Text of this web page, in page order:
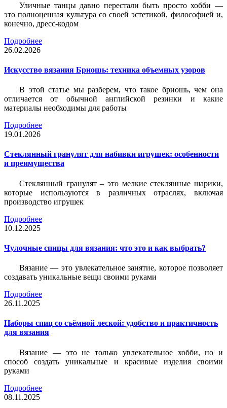
Уличные танцы давно перестали быть просто хобби —
это полноценная культура со своей эстетикой, философией и,
конечно, дресс-кодом
Подробнее
26.02.2026
Искусство вязания Бриошь: техника объемных узоров
В этой статье мы разберем, что такое бриошь, чем она
отличается от обычной английской резинки и какие
материалы необходимы для работы
Подробнее
19.01.2026
Стеклянный гранулят для набивки игрушек: особенности
и преимущества
Стеклянный гранулят – это мелкие стеклянные шарики,
которые используются в различных отраслях, включая
производство игрушек
Подробнее
10.12.2025
Чулочные спицы для вязания: что это и как выбрать?
Вязание — это увлекательное занятие, которое позволяет
создавать уникальные вещи своими руками
Подробнее
26.11.2025
Наборы спиц со съёмной леской: удобство и практичность
для вязания
Вязание — это не только увлекательное хобби, но и
способ создать уникальные и красивые изделия своими
руками
Подробнее
08.11.2025